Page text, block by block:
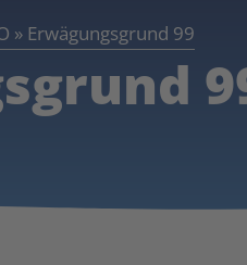
» Erwägungsgrund 99